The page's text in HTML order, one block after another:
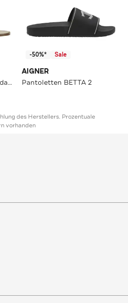
Sandalen LARA 1A macadamia white
-50%* Sale
AIGNER
Pantoletten BETTA 2
des Herstellers. Prozentuale
vorhanden